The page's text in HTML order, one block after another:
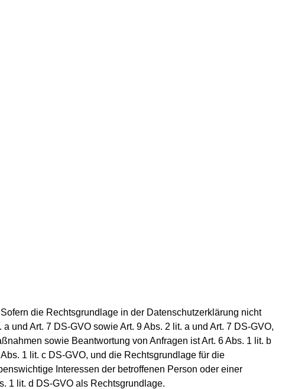
die Rechtsgrundlage in der Datenschutzerklärung nicht
Art. 7 DS-GVO sowie Art. 9 Abs. 2 lit. a und Art. 7 DS-GVO,
sowie Beantwortung von Anfragen ist Art. 6 Abs. 1 lit. b
1 lit. c DS-GVO, und die Rechtsgrundlage für die
Interessen der betroffenen Person oder einer
1 lit. d DS-GVO als Rechtsgrundlage.